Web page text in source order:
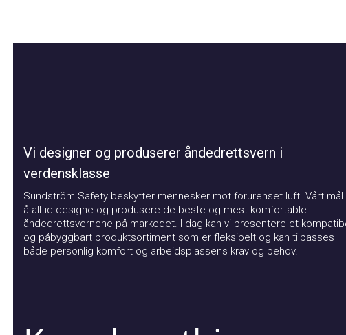
Vi designer og produserer åndedrettsvern i
verdensklasse
Sundström Safety beskytter mennesker mot forurenset luft. Vårt mål er
å alltid designe og produsere de beste og mest komfortable
åndedrettsvernene på markedet. I dag kan vi presentere et kompatibelt
og påbyggbart produktsortiment som er fleksibelt og kan tilpasses
både personlig komfort og arbeidsplassens krav og behov.